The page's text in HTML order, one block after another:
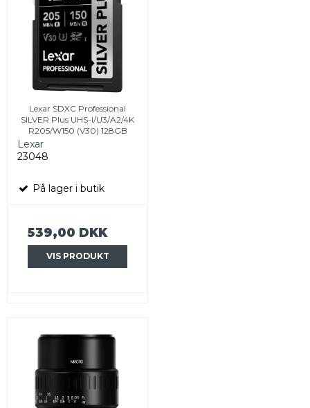
Lexar SDXC Professional
SILVER Plus UHS-I/U3/A2/4K
R205/W150 (V30) 128GB
Lexar
23048
På lager i butik
539,00 DKK
VIS PRODUKT